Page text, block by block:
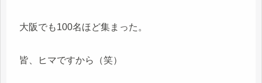
大阪でも100名ほど集まった。
皆、ヒマですから（笑）